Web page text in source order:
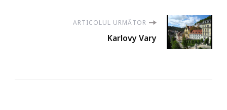
articoleARTICOLUL URMĂTOR
Karlovy Vary